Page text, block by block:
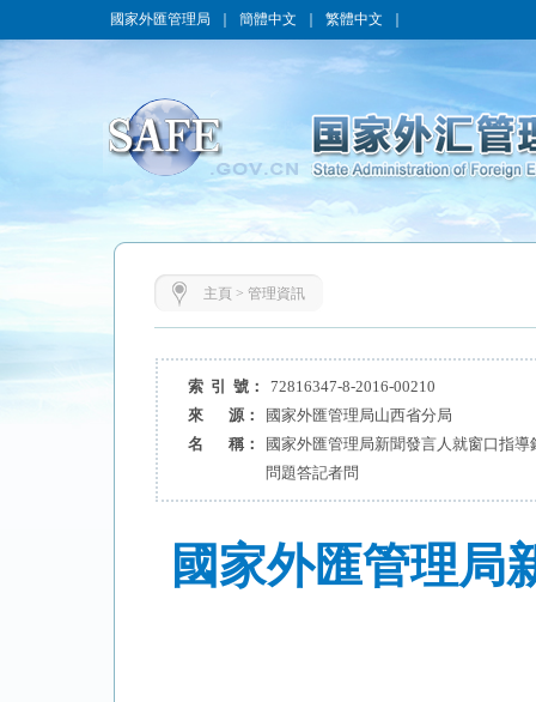
國家外匯管理局 簡體中文 繁體中文
主頁 > 管理資訊
索 引 號：
72816347-8-2016-00210
來 源：
國家外匯管理局山西省分局
名 稱：
國家外匯管理局新聞發言人就窗口指
問題答記者問
國家外匯管理局